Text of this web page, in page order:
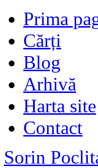
Prima
Cărți
Blog
Arhivă
Harta site
Contact
Sorin